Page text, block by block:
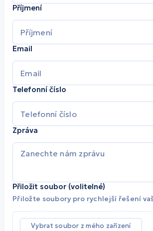
Příjmení
Email
Telefonní číslo
Zpráva
Přiložit soubor (volitelné)
Přiložte soubory pro rychlejší řešení
Vybrat soubor z mého zařízení